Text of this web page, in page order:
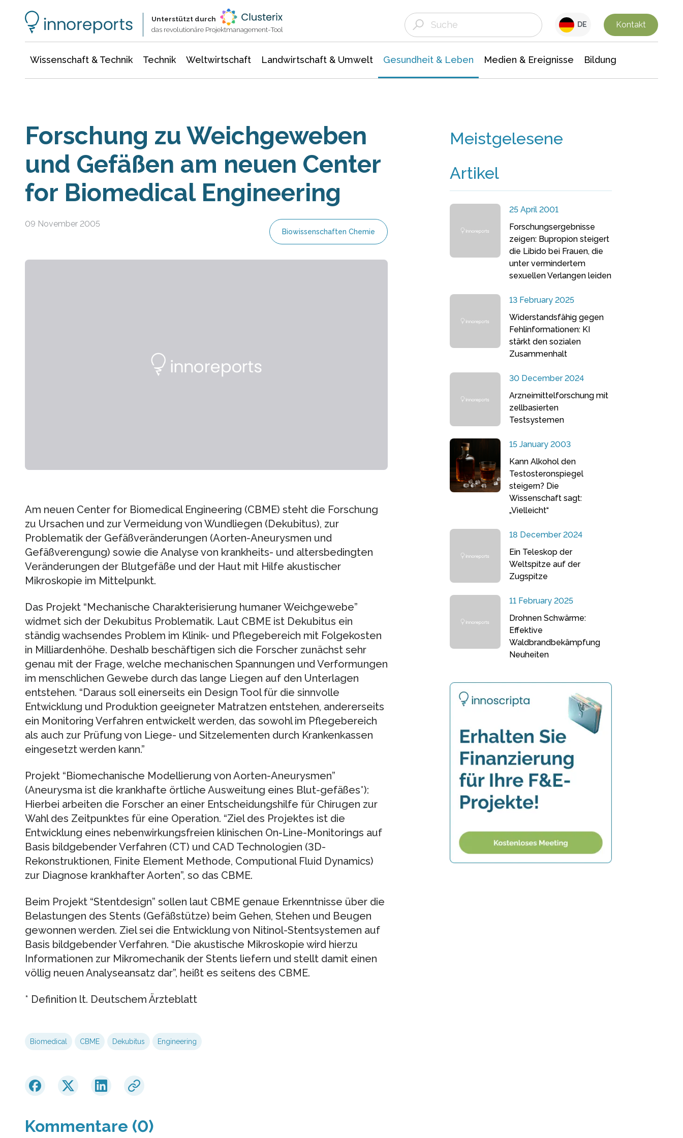
Unterstützt durch
das revolutionäre Projektmanagement-Tool
DE Kontakt
Wissenschaft & Technik Technik Weltwirtschaft Landwirtschaft & Umwelt Gesundheit & Leben Medien & Ereignisse Bildung
Forschung zu Weichgeweben
und Gefäßen am neuen Center
for Biomedical Engineering
09 November 2005
Biowissenschaften Chemie
Am neuen Center for Biomedical Engineering (CBME) steht die Forschung
zu Ursachen und zur Vermeidung von Wundliegen (Dekubitus), zur
Problematik der Gefäßveränderungen (Aorten-Aneurysmen und
Gefäßverengung) sowie die Analyse von krankheits- und altersbedingten
Veränderungen der Blutgefäße und der Haut mit Hilfe akustischer
Mikroskopie im Mittelpunkt.
Das Projekt “Mechanische Charakterisierung humaner Weichgewebe”
widmet sich der Dekubitus Problematik. Laut CBME ist Dekubitus ein
ständig wachsendes Problem im Klinik- und Pflegebereich mit Folgekosten
in Milliardenhöhe. Deshalb beschäftigen sich die Forscher zunächst sehr
genau mit der Frage, welche mechanischen Spannungen und Verformungen
im menschlichen Gewebe durch das lange Liegen auf den Unterlagen
entstehen. “Daraus soll einerseits ein Design Tool für die sinnvolle
Entwicklung und Produktion geeigneter Matratzen entstehen, andererseits
ein Monitoring Verfahren entwickelt werden, das sowohl im Pflegebereich
als auch zur Prüfung von Liege- und Sitzelementen durch Krankenkassen
eingesetzt werden kann.”
Projekt “Biomechanische Modellierung von Aorten-Aneurysmen”
(Aneurysma ist die krankhafte örtliche Ausweitung eines Blut-gefäßes*):
Hierbei arbeiten die Forscher an einer Entscheidungshilfe für Chirugen zur
Wahl des Zeitpunktes für eine Operation. “Ziel des Projektes ist die
Entwicklung eines nebenwirkungsfreien klinischen On-Line-Monitorings auf
Basis bildgebender Verfahren (CT) und CAD Technologien (3D-
Rekonstruktionen, Finite Element Methode, Computional Fluid Dynamics)
zur Diagnose krankhafter Aorten”, so das CBME.
Beim Projekt “Stentdesign” sollen laut CBME genaue Erkenntnisse über die
Belastungen des Stents (Gefäßstütze) beim Gehen, Stehen und Beugen
gewonnen werden. Ziel sei die Entwicklung von Nitinol-Stentsystemen auf
Basis bildgebender Verfahren. “Die akustische Mikroskopie wird hierzu
Informationen zur Mikromechanik der Stents liefern und stellt damit einen
völlig neuen Analyseansatz dar”, heißt es seitens des CBME.
* Definition lt. Deutschem Ärzteblatt
Biomedical CBME Dekubitus Engineering
Kommentare (0)
Meistgelesene
Artikel
25 April 2001
Forschungsergebnisse
zeigen: Bupropion steigert
die Libido bei Frauen, die
unter vermindertem
sexuellen Verlangen leiden
13 February 2025
Widerstandsfähig gegen
Fehlinformationen: KI
stärkt den sozialen
Zusammenhalt
30 December 2024
Arzneimittelforschung mit
zellbasierten
Testsystemen
15 January 2003
Kann Alkohol den
Testosteronspiegel
steigern? Die
Wissenschaft sagt:
„Vielleicht“
18 December 2024
Ein Teleskop der
Weltspitze auf der
Zugspitze
11 February 2025
Drohnen Schwärme:
Effektive
Waldbrandbekämpfung
Neuheiten